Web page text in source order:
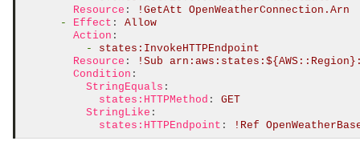
Resource : ! GetAtt OpenWeatherConnection.Arn
-
Effect :
Allow
Action :
-
states:InvokeHTTPEndpoint
Resource : ! Sub
Condition :
StringEquals :
states:HTTPMethod :
GET
StringLike :
states:HTTPEndpoint : ! Ref